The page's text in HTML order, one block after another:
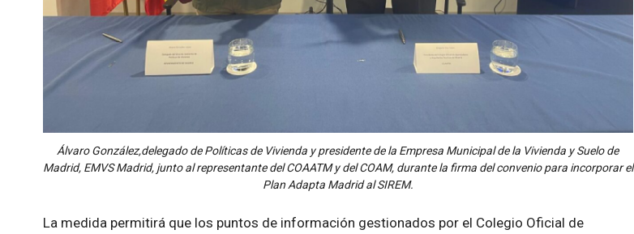
Álvaro González,delegado de Políticas de Vivienda y presidente de la Empresa Municipal de la Vivienda y Suelo de
Madrid, EMVS Madrid, junto al representante del COAATM y del COAM, durante la firma del convenio para incorporar el
Plan Adapta Madrid al SIREM.
La medida permitirá que los puntos de información gestionados por el Colegio Oficial de